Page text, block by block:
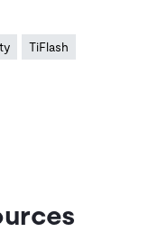
TiFlash